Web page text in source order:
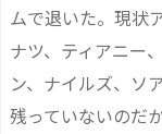
ムで退いた。現状
ナツ、ティアニー
ン、ナイルズ、ソ
残っていないのだ